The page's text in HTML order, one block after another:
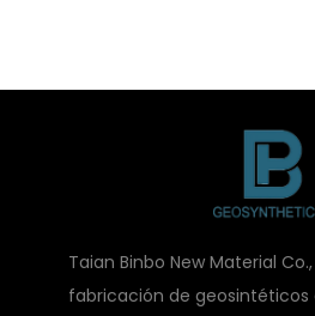
Taian Binbo New Material
fabricación de geosintéticos